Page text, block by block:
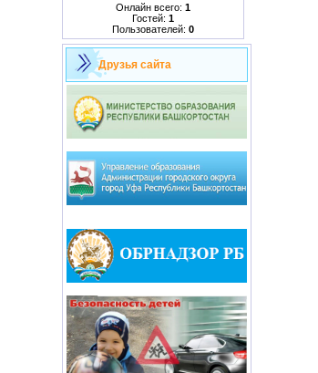
Онлайн всего: 1
Гостей: 1
Пользователей: 0
Друзья сайта